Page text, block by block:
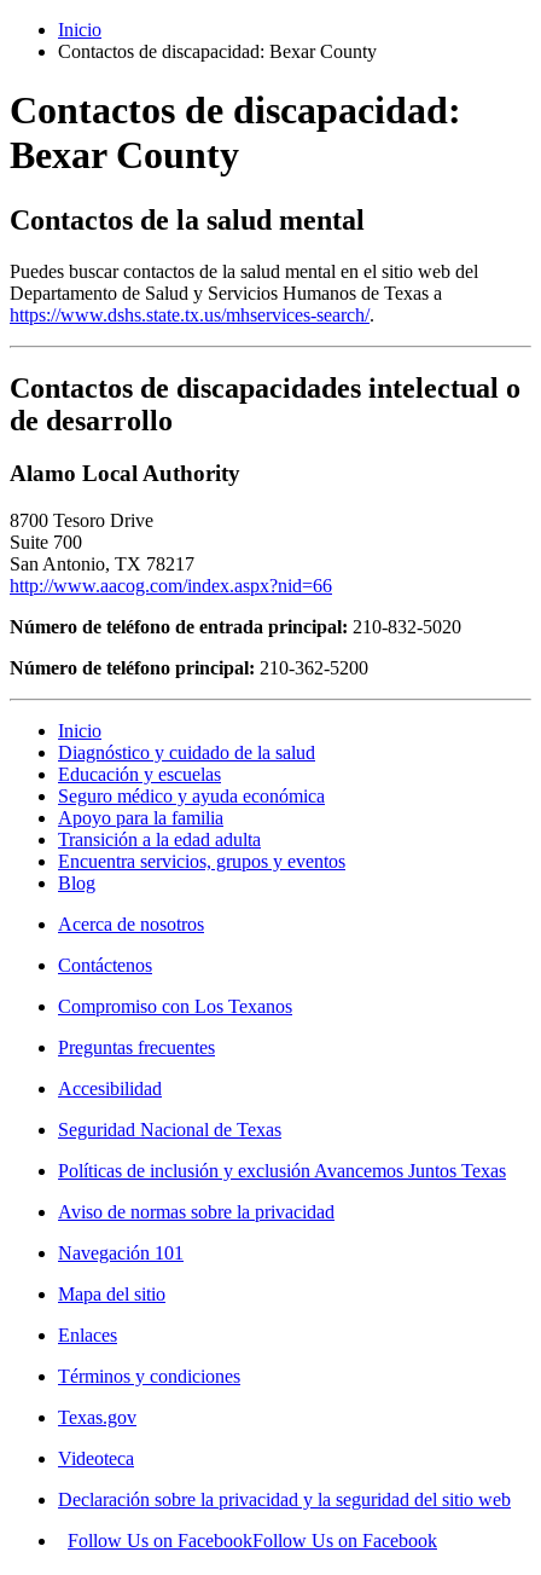
Inicio
Contactos de discapacidad: Bexar County
Contactos de discapacidad:
Bexar County
Contactos de la salud mental
Puedes buscar contactos de la salud mental en el sitio web del
Departamento de Salud y Servicios Humanos de Texas a
https://www.dshs.state.tx.us/mhservices-search/.
Contactos de discapacidades intelectual o
de desarrollo
Alamo Local Authority
8700 Tesoro Drive
Suite 700
San Antonio, TX 78217
http://www.aacog.com/index.aspx?nid=66
Número de teléfono de entrada principal: 210-832-5020
Número de teléfono principal: 210-362-5200
Inicio
Diagnóstico y cuidado de la salud
Educación y escuelas
Seguro médico y ayuda económica
Apoyo para la familia
Transición a la edad adulta
Encuentra servicios, grupos y eventos
Blog
Acerca de nosotros
Contáctenos
Compromiso con Los Texanos
Preguntas frecuentes
Accesibilidad
Seguridad Nacional de Texas
Políticas de inclusión y exclusión Avancemos Juntos Texas
Aviso de normas sobre la privacidad
Navegación 101
Mapa del sitio
Enlaces
Términos y condiciones
Texas.gov
Videoteca
Declaración sobre la privacidad y la seguridad del sitio web
Follow Us on FacebookFollow Us on Facebook